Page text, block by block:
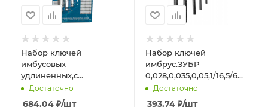
Набор ключей
имбусовых
удлиненных,с
шарниром, 6 граней, 9
предметов (уп.)
Достаточно
684.04 ₽/шт
Набор ключей
имбрус.ЗУБР
0,028,0,035,0,05,1/16,5/64,3/
7штДостаточно
393.74₽/шт